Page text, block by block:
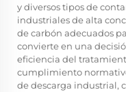
y diversos tipos de
industriales de alta
de carbón adecuados
convierte en una
eficiencia del
cumplimiento
de descarga industrial,